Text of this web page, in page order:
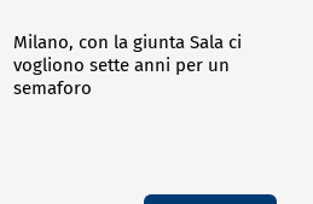
Milano, con la giunta Sala ci
vogliono sette anni per un
semaforo